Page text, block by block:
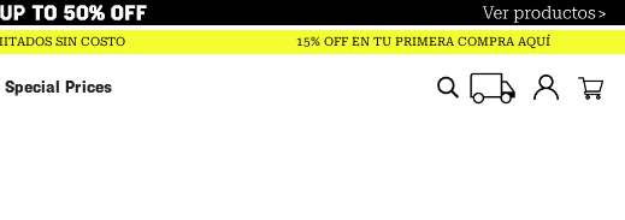
SIN COSTO 15% OFF EN TU PRIMERA COMPRA AQUÍ
Special Prices
Términos más buscados